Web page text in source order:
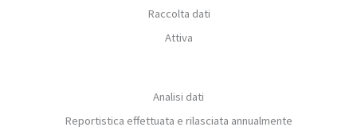
Raccolta dati
Attiva
Analisi dati
Reportistica effettuata e rilasciata annualmente